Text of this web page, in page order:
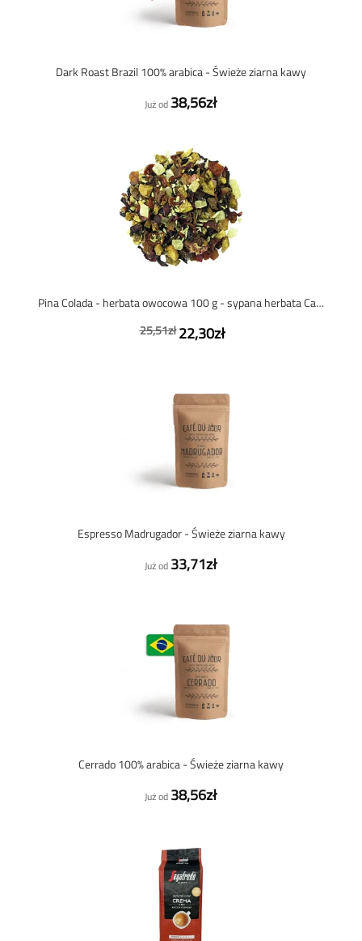
Dark Roast Brazil 100% arabica - Świeże ziarna kawy
Już od 38,56zł
Pina Colada - herbata owocowa 100 g - sypana herbata Café du Jour
25,51zł 22,30zł
Espresso Madrugador - Świeże ziarna kawy
Już od 33,71zł
Cerrado 100% arabica - Świeże ziarna kawy
Już od 38,56zł